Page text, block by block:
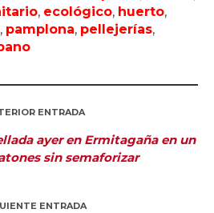
, ecológico, huerto,
, pamplona, pellejerías,
ENTRADA
ayer en Ermitagaña en un
sin semaforizar
ENTRADA